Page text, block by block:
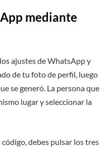
mediante
ajustes de WhatsApp y
de tu foto de perfil, luego
se generó. La persona que
lugar y seleccionar la
debes pulsar los tres